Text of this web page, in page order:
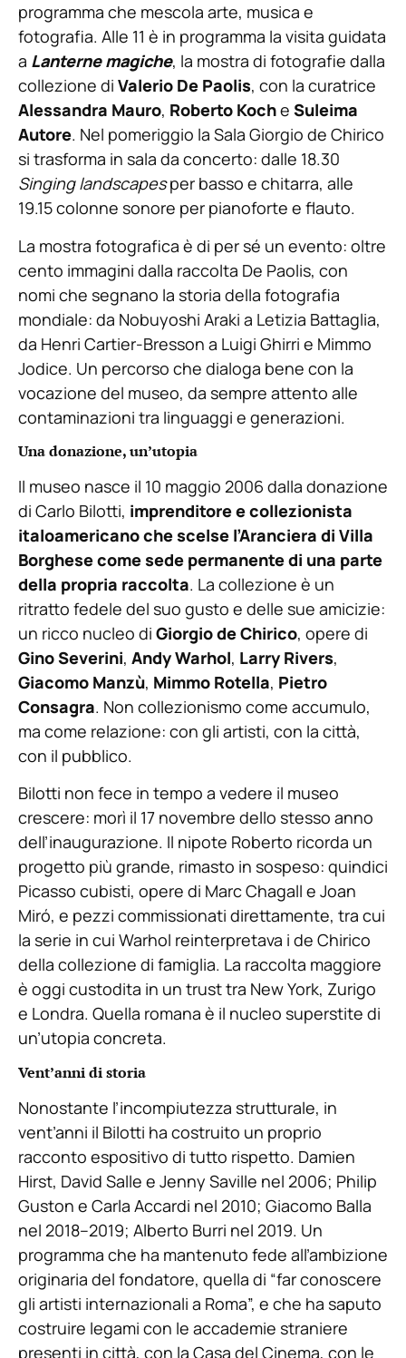
programma che mescola arte, musica e
fotografia. Alle 11 è in programma la visita guidata
a Lanterne magiche, la mostra di fotografie dalla
collezione di Valerio De Paolis, con la curatrice
Alessandra Mauro, Roberto Koche Suleima
Autore. Nel pomeriggio la Sala Giorgio de Chirico
si trasforma in sala da concerto: dalle 18.30
Singing landscapesper basso e chitarra, alle
19.15 colonne sonore per pianoforte e flauto.
La mostra fotografica è di per sé un evento: oltre
cento immagini dalla raccolta De Paolis, con
nomi che segnano la storia della fotografia
mondiale: da Nobuyoshi Araki a Letizia Battaglia,
da Henri Cartier-Bresson a Luigi Ghirri e Mimmo
Jodice. Un percorso che dialoga bene con la
vocazione del museo, da sempre attento alle
contaminazioni tra linguaggi e generazioni.
Una donazione, un’utopia
Il museo nasce il 10 maggio 2006 dalla donazione
di Carlo Bilotti, imprenditore e collezionista
italoamericano che scelse l’Aranciera di Villa
Borghese come sede permanente di una parte
della propria raccolta. La collezione è un
ritratto fedele del suo gusto e delle sue amicizie:
un ricco nucleo di Giorgio de Chirico, opere di
Gino Severini, Andy Warhol, Larry Rivers,
Giacomo Manzù, Mimmo Rotella, Pietro
Consagra. Non collezionismo come accumulo,
ma come relazione: con gli artisti, con la città,
con il pubblico.
Bilotti non fece in tempo a vedere il museo
crescere: morì il 17 novembre dello stesso anno
dell’inaugurazione. Il nipote Roberto ricorda un
progetto più grande, rimasto in sospeso: quindici
Picasso cubisti, opere di Marc Chagall e Joan
Miró, e pezzi commissionati direttamente, tra cui
la serie in cui Warhol reinterpretava i de Chirico
della collezione di famiglia. La raccolta maggiore
è oggi custodita in un trust tra New York, Zurigo
e Londra. Quella romana è il nucleo superstite di
un’utopia concreta.
Vent’anni di storia
Nonostante l’incompiutezza strutturale, in
vent’anni il Bilotti ha costruito un proprio
racconto espositivo di tutto rispetto. Damien
Hirst, David Salle e Jenny Saville nel 2006; Philip
Guston e Carla Accardi nel 2010; Giacomo Balla
nel 2018–2019; Alberto Burri nel 2019. Un
programma che ha mantenuto fede all’ambizione
originaria del fondatore, quella di “far conoscere
gli artisti internazionali a Roma”, e che ha saputo
costruire legami con le accademie straniere
presenti in città, con la Casa del Cinema, con le